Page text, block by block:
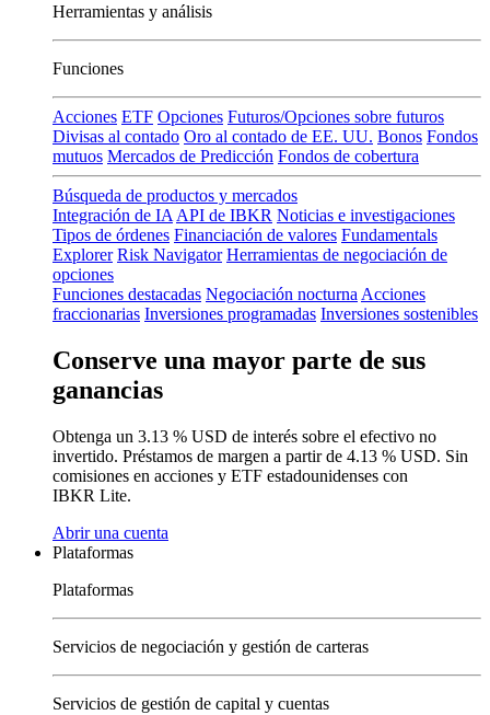
Herramientas y análisis
Funciones
Acciones ETF Opciones Futuros/Opciones sobre futuros
Divisas al contado Oro al contado de EE. UU. Bonos Fondos
mutuos Mercados de Predicción Fondos de cobertura
Búsqueda de productos y mercados
Integración de IA API de IBKR Noticias e investigaciones
Tipos de órdenes Financiación de valores Fundamentals
Explorer Risk Navigator Herramientas de negociación de
opciones
Funciones destacadas Negociación nocturna Acciones
fraccionarias Inversiones programadas Inversiones sostenibles
Conserve una mayor parte de sus
ganancias
Obtenga un 3.13 % USD de interés sobre el efectivo no
invertido. Préstamos de margen a partir de 4.13 % USD. Sin
comisiones en acciones y ETF estadounidenses con
IBKR Lite.
Abrir una cuenta
Plataformas
Plataformas
Servicios de negociación y gestión de carteras
Servicios de gestión de capital y cuentas